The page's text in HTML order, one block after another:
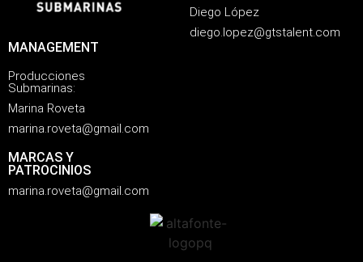
MANAGEMENT
Producciones
Submarinas:
Marina Roveta
marina.roveta@gmail.com
MARCAS Y
PATROCINIOS
marina.roveta@gmail.com
Diego López
diego.lopez@gtstalent.com